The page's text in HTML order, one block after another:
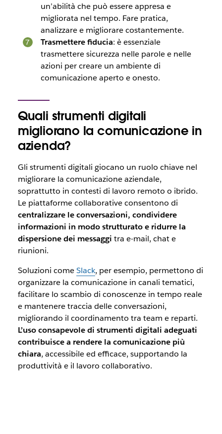
un’abilità che può essere appresa e
migliorata nel tempo. Fare pratica,
analizzare e migliorare costantemente.
Trasmettere fiducia: è essenziale
trasmettere sicurezza nelle parole e nelle
azioni per creare un ambiente di
comunicazione aperto e onesto.
Quali strumenti digitali
migliorano la comunicazione in
azienda?
Gli strumenti digitali giocano un ruolo chiave nel
migliorare la comunicazione aziendale,
soprattutto in contesti di lavoro remoto o ibrido.
Le piattaforme collaborative consentono di
centralizzare le conversazioni, condividere
informazioni in modo strutturato e ridurre la
dispersione dei messaggi tra e-mail, chat e
riunioni.
Soluzioni comeSlack, per esempio, permettono di
organizzare la comunicazione in canali tematici,
facilitare lo scambio di conoscenze in tempo reale
e mantenere traccia delle conversazioni,
migliorando il coordinamento tra team e reparti.
L’uso consapevole di strumenti digitali adeguati
contribuisce a rendere la comunicazione più
chiara, accessibile ed efficace, supportando la
produttività e il lavoro collaborativo.